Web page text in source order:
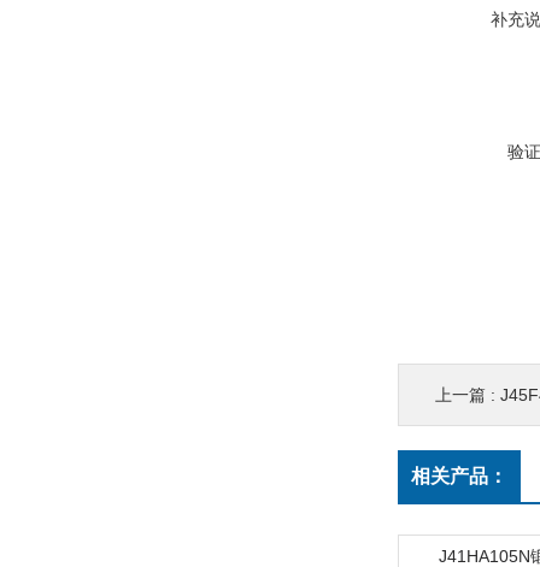
补充
验
上一篇 :
相关产品：
J41HA105N